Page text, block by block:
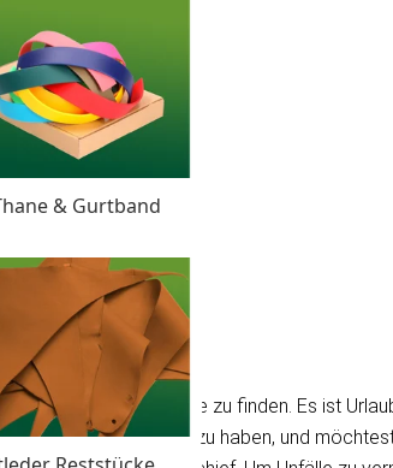
& Gurtband
und Stärken sind sie zu finden. Es ist
richtig gemacht zu haben, und